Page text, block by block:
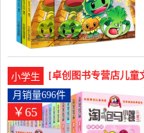
小学生
[卓创图书专营店儿童
列全套26月销量696件
￥65
月销量696件